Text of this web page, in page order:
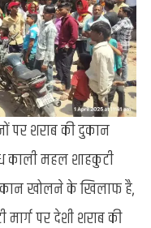
पर शराब की दुकान
काली महल शाहकुटी
खोलने के खिलाफ है,
पर देशी शराब की